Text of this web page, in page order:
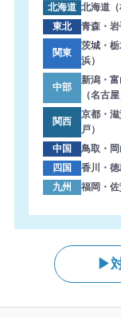
北海道 北海道（
東北
青森・
関東
茨城・
浜）
中部
新潟・
（名古
関西
京都・
戸）
中国
鳥取・
四国
香川・
九州
福岡・